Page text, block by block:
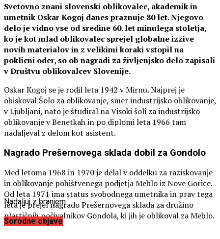
Svetovno znani slovenski oblikovalec, akademik in
umetnik Oskar Kogoj danes praznuje 80 let. Njegovo
delo je vidno vse od sredine 60. let minulega stoletja,
ko je kot mlad oblikovalec sprejel globalne izzive
novih materialov in z velikimi koraki vstopil na
poklicni oder, so ob nagradi za življenjsko delo zapisali
v Društvu oblikovalcev Slovenije.
Oskar Kogoj se je rodil leta 1942 v Mirnu. Najprej je
obiskoval Šolo za oblikovanje, smer industrijsko oblikovanje,
v Ljubljani, nato je študiral na Visoki šoli za industrijsko
oblikovanje v Benetkah in po diplomi leta 1966 tam
nadaljeval z delom kot asistent.
Nagrado Prešernovega sklada dobil za Gondolo
Med letoma 1968 in 1970 je delal v oddelku za raziskovanje
in oblikovanje pohištvenega podjetja Meblo iz Nove Gorice.
Od leta 1971 ima status svobodnega umetnika in prav tega
leta je prejel nagrado Prešernovega sklada za družino
plastičnih počivalnikov Gondola, ki jih je oblikoval za Meblo.
Nadaljuj z branjem
Sorodne objave